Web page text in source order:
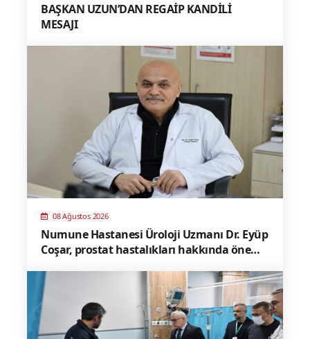
BAŞKAN UZUN’DAN REGAİP KANDİLİ
MESAJI
08 Ağustos 2026
Numune Hastanesi Üroloji Uzmanı Dr. Eyüp
Coşar, prostat hastalıkları hakkında önemli